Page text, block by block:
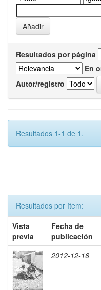
Resultados por página
En
Autor/registro
Resultados 1-1 de 1.
Resultados por ítem:
Vista
previa
Fecha de
publicación
2012-12-16